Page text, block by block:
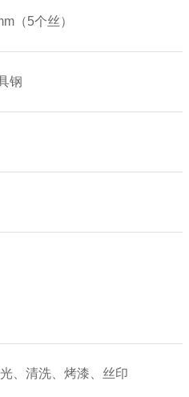
（5个丝）
钢
、清洗、烤漆、丝印